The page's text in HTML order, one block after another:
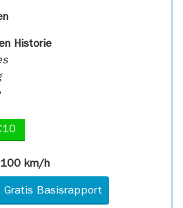
Historie
100 km/h
Gratis Basisrapport